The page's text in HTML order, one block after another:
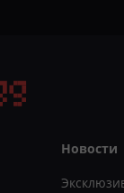
Новости